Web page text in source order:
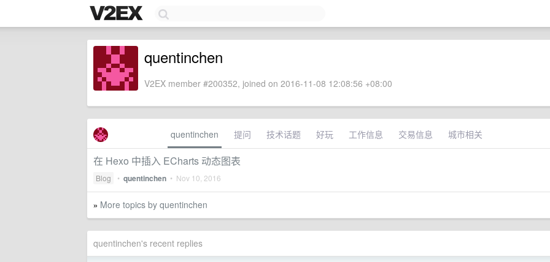
quentinchen
V2EX member #200352, joined on 2016-11-08 12:08:56 +08:00
quentinchen 提问 技术话题 好玩 工作信息 交易信息 城市相关
在 Hexo 中插入 ECharts 动态图表
Blog • quentinchen • Nov 10, 2016
» More topics by quentinchen
quentinchen's recent replies